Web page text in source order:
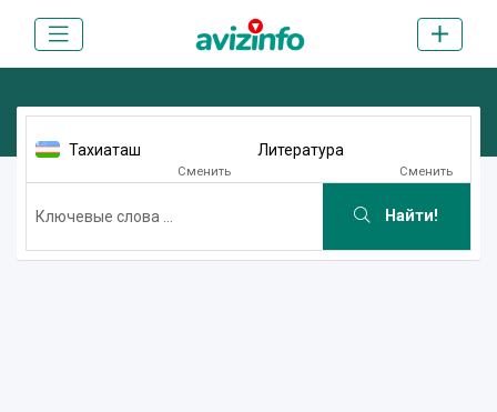
Тахиаташ
Сменить
Литература
Сменить
Найти!